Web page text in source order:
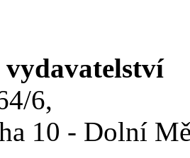
6,
10 - Dolní